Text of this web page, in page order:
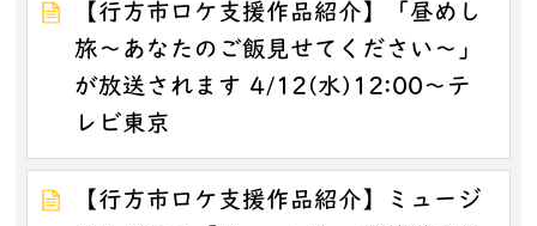
【行方市ロケ支援作品紹介】「昼めし
旅～あなたのご飯見せてください～」
が放送されます 4/12(水)12:00～テ
レビ東京
【行方市ロケ支援作品紹介】ミュージ